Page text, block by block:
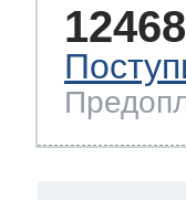
12468